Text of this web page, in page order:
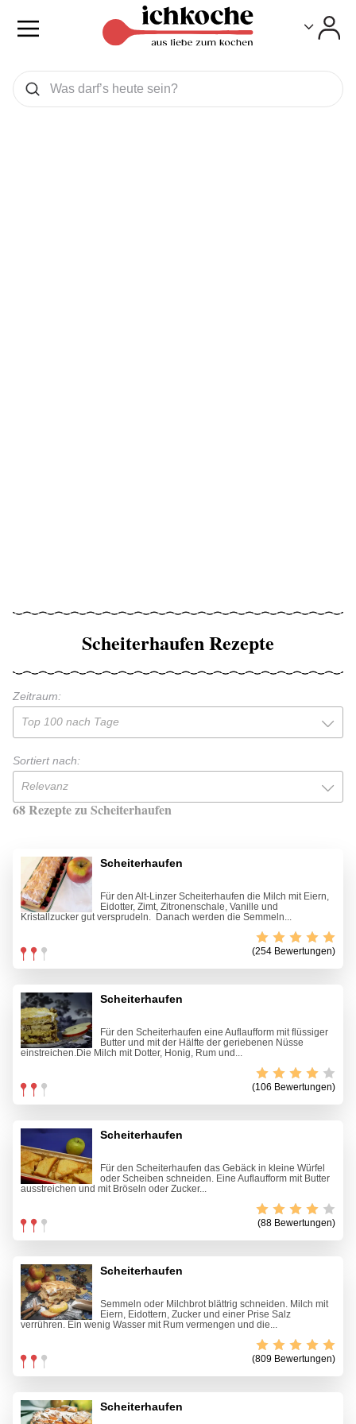
Was wollen Sie suchen
Suchen
Scheiterhaufen Rezepte
Zeitraum:
Top 100 nach Tage
Sortiert nach:
Relevanz
68 Rezepte zu Scheiterhaufen
Scheiterhaufen
Für den Alt-Linzer Scheiterhaufen die Milch mit Eiern,
Eidotter, Zimt, Zitronenschale, Vanille und
Kristallzucker gut versprudeln. Danach werden die Semmeln...
(254 Bewertungen)
Scheiterhaufen
Für den Scheiterhaufen eine Auflaufform mit flüssiger
Butter und mit der Hälfte der geriebenen Nüsse
einstreichen.Die Milch mit Dotter, Honig, Rum und...
(106 Bewertungen)
Scheiterhaufen
Für den Scheiterhaufen das Gebäck in kleine Würfel
oder Scheiben schneiden. Eine Auflaufform mit Butter
ausstreichen und mit Bröseln oder Zucker...
(88 Bewertungen)
Scheiterhaufen
Semmeln oder Milchbrot blättrig schneiden. Milch mit
Eiern, Eidottern, Zucker und einer Prise Salz
verrühren. Ein wenig Wasser mit Rum vermengen und die...
(809 Bewertungen)
Scheiterhaufen